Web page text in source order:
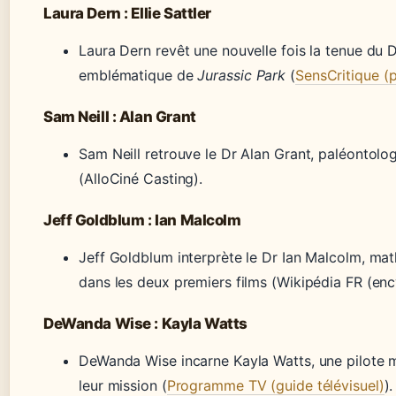
Laura Dern : Ellie Sattler
Laura Dern revêt une nouvelle fois la tenue du
emblématique deJurassic Park (SensCritique
Sam Neill : Alan Grant
Sam Neill retrouve le Dr Alan Grant,
(AlloCiné Casting).
Jeff Goldblum : Ian Malcolm
Jeff Goldblum interprète le Dr Ian Malcolm,
dans les deux premiers films (Wikipédia FR
DeWanda Wise : Kayla Watts
DeWanda Wise incarne Kayla Watts, une
leur mission (Programme TV (guide télévisuel)).